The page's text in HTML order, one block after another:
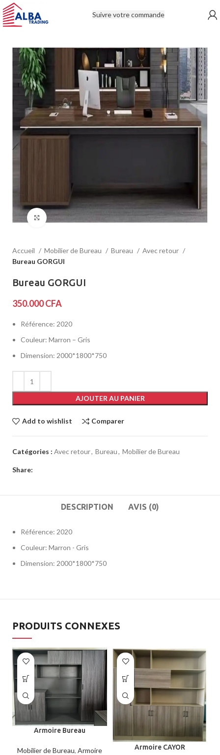
Suivre votre commande
Click to enlarge
Accueil Mobilier de Bureau Bureau
Avec retour
Bureau GORGUI
Bureau GORGUI
350.000CFA
Référence: 2020
Couleur: Marron – Gris
Dimension: 2000*1800*750
AJOUTER AU PANIER
Add to wishlist Comparer
Catégories : Avec retour, Bureau, Mobilier de Bureau
Share:
DESCRIPTION AVIS (0)
Référence: 2020
Couleur: Marron - Gris
Dimension: 2000*1800*750
PRODUITS CONNEXES
Armoire Bureau
Mobilier de Bureau,Armoire
Armoire CAYOR